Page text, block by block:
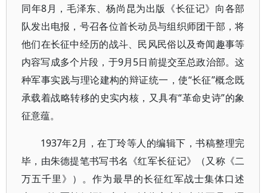
同年8月，毛泽东、杨尚昆为出版《长征记》向各部
队发出电报，号召各位首长动员与组织师团干部，将
他们在长征中经历的战斗、民风民俗以及奇闻趣事等
内容写成多个片段，于9月5日前提交至总政治部。这
种军事实践与理论建构的辩证统一，使“长征”概念既
承载着战略转移的史实内核，又具有“革命史诗”的象
征意蕴。
1937年2月，在丁玲等人的编辑下，书稿整理完
毕，由朱德提笔书写书名《红军长征记》（又称《二
万五千里》）。作为最早的长征红军战士集体口述